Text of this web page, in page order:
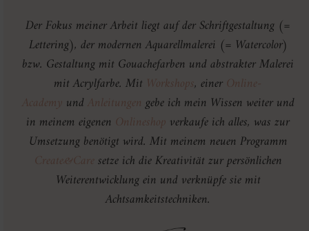
Der Fokus meiner Arbeit liegt auf der Schriftgestaltung (=
Lettering), der modernen Aquarellmalerei (= Watercolor)
bzw. Gestaltung mit Gouachefarben und abstrakter Malerei
mit Acrylfarbe. Mit Workshops, einer Online-
Academy und Anleitungengebe ich mein Wissen weiter und
in meinem eigenen Onlineshop verkaufe ich alles, was zur
Umsetzung benötigt wird. Mit meinem neuen Programm
Create&Care setze ich die Kreativität zur persönlichen
Weiterentwicklung ein und verknüpfe sie mit
Achtsamkeitstechniken.